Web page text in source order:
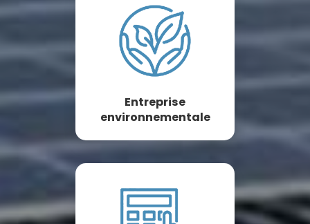
Entreprise
environnementale